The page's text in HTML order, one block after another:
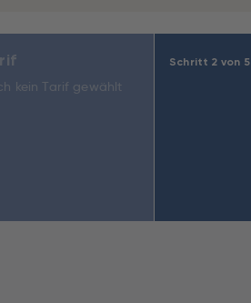
Schritt 2 von 5
kein Tarif gewählt